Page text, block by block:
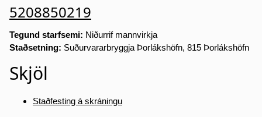
5208850219
Tegund starfsemi: Niðurrif mannvirkja
Staðsetning: Suðurvararbryggja Þorlákshöfn, 815 Þorlákshöfn
Skjöl
Staðfesting á skráningu